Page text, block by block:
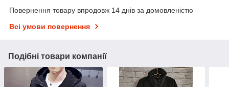
Повернення товару впродовж 14 днів за домовленістю
Всі умови повернення
Подібні товари компанії